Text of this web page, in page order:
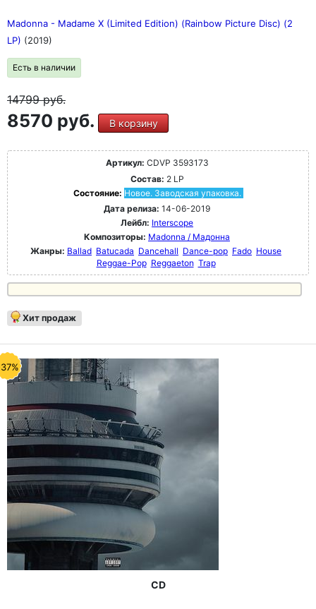
Madonna - Madame X (Limited Edition) (Rainbow Picture Disc) (2
LP) (2019)
Есть в наличии
14799руб.
8570 руб. В корзину
Артикул: CDVP 3593173
Состав: 2 LP
Состояние: Новое. Заводская упаковка.
Дата релиза: 14-06-2019
Лейбл: Interscope
Композиторы: Madonna / Мадонна
Жанры: Ballad Batucada Dancehall Dance-pop Fado House
Reggae-Pop Reggaeton Trap
Хит продаж
CD